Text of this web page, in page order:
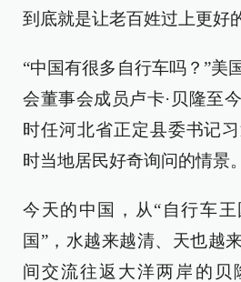
到底就是让老百姓过上更好
“中国有很多自行车吗？”美
会董事会成员卢卡·贝隆至
时任河北省正定县委书记
时当地居民好奇询问的情景。
今天的中国，从“自行车
国”，水越来越清、天也
间交流往返大洋两岸的贝